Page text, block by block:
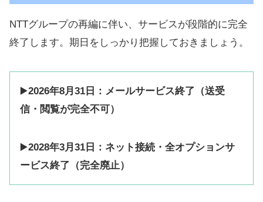
NTTグループの再編に伴い、サービスが段階的に完全
終了します。期日をしっかり把握しておきましょう。
▶️2026年8月31日：メールサービス終了（送受
信・閲覧が完全不可）
▶️2028年3月31日：ネット接続・全オプションサ
ービス終了（完全廃止）